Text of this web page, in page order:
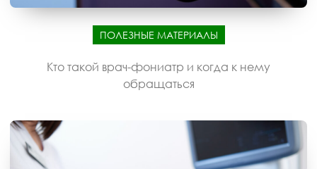
ПОЛЕЗНЫЕ МАТЕРИАЛЫ
Кто такой врач-фониатр и когда к нему
обращаться